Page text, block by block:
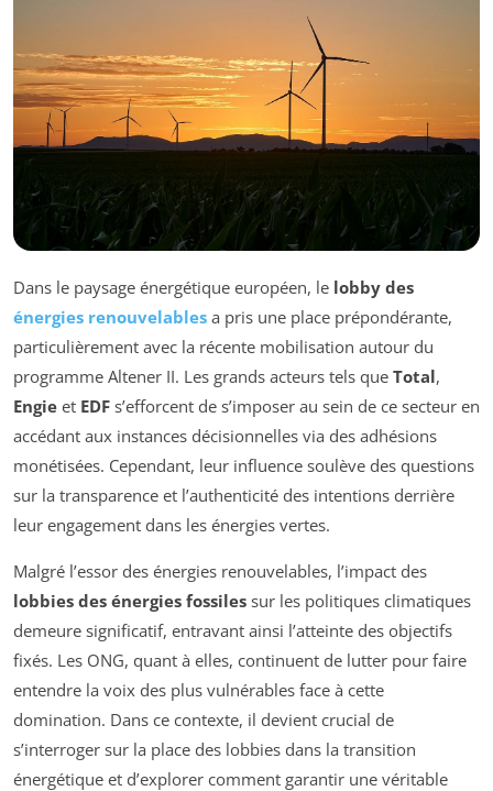
Dans le paysage énergétique européen, le lobby des
énergies renouvelables a pris une place prépondérante,
particulièrement avec la récente mobilisation autour du
programme Altener II. Les grands acteurs tels que Total,
Engie et EDF s’efforcent de s’imposer au sein de ce secteur en
accédant aux instances décisionnelles via des adhésions
monétisées. Cependant, leur influence soulève des questions
sur la transparence et l’authenticité des intentions derrière
leur engagement dans les énergies vertes.
Malgré l’essor des énergies renouvelables, l’impact des
lobbies des énergies fossiles sur les politiques climatiques
demeure significatif, entravant ainsi l’atteinte des objectifs
fixés. Les ONG, quant à elles, continuent de lutter pour faire
entendre la voix des plus vulnérables face à cette
domination. Dans ce contexte, il devient crucial de
s’interroger sur la place des lobbies dans la transition
énergétique et d’explorer comment garantir une véritable